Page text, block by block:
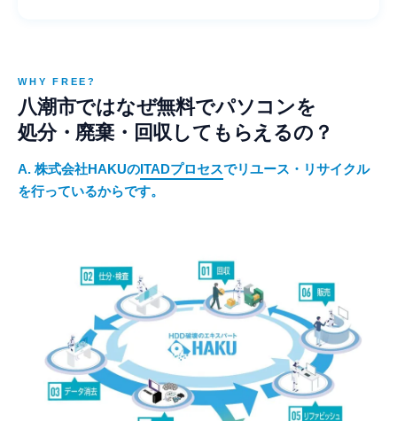
WHY FREE?
八潮市ではなぜ無料でパソコンを
処分・廃棄・回収してもらえるの？
A. 株式会社HAKUのITADプロセスでリユース・リサイクル
を行っているからです。